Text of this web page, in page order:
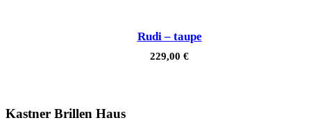
Rudi – taupe
229,00 €
Kastner Brillen Haus